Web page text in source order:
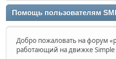
Помощь пользователям
Добро пожаловать на форум
работающий на движке Simple